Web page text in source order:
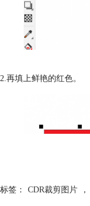
2.再填上鲜艳的红色。
标签： CDR裁剪图片 ，